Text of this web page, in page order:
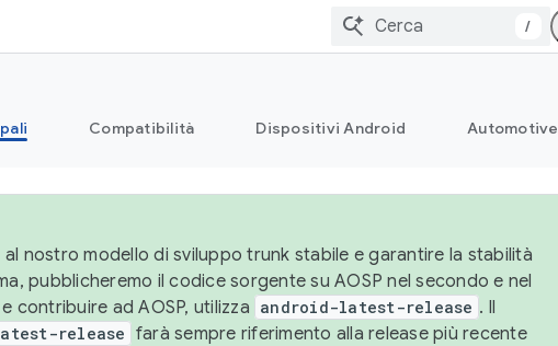
/
Compatibilità Dispositivi Android Automotive
nostro modello di sviluppo trunk stabile e garantire la stabilità
pubblicheremo il codice sorgente su AOSP nel secondo e nel
contribuire ad AOSP, utilizza android-latest-release . Il
release farà sempre riferimento alla release più recente